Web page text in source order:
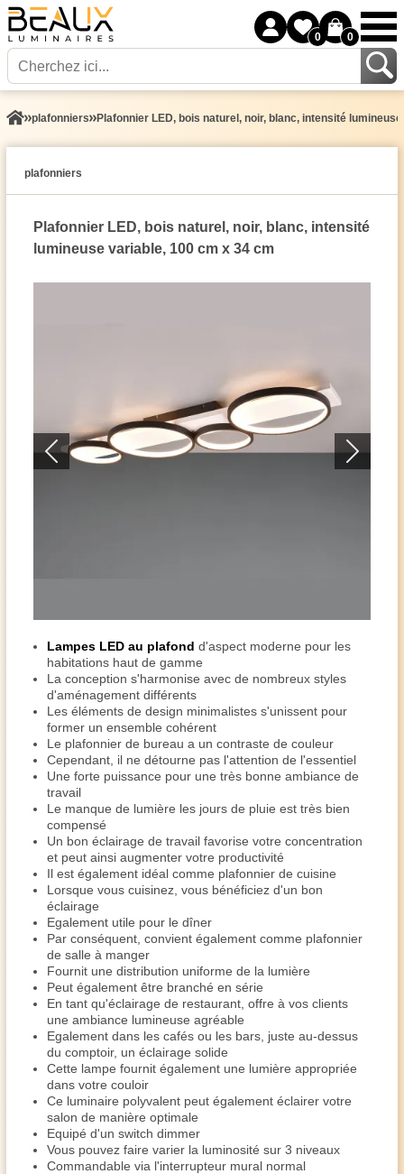
0 0
plafonniers Plafonnier LED, bois naturel, noir, blanc, intensité
plafonniers
Plafonnier LED, bois naturel, noir, blanc, intensité
lumineuse variable, 100 cm x 34 cm
Lampes LED au plafond d'aspect moderne pour les
habitations haut de gamme
La conception s'harmonise avec de nombreux styles
d'aménagement différents
Les éléments de design minimalistes s'unissent pour
former un ensemble cohérent
Le plafonnier de bureau a un contraste de couleur
Cependant, il ne détourne pas l'attention de l'essentiel
Une forte puissance pour une très bonne ambiance de
travail
Le manque de lumière les jours de pluie est très bien
compensé
Un bon éclairage de travail favorise votre concentration
et peut ainsi augmenter votre productivité
Il est également idéal comme plafonnier de cuisine
Lorsque vous cuisinez, vous bénéficiez d'un bon
éclairage
Egalement utile pour le dîner
Par conséquent, convient également comme plafonnier
de salle à manger
Fournit une distribution uniforme de la lumière
Peut également être branché en série
En tant qu'éclairage de restaurant, offre à vos clients
une ambiance lumineuse agréable
Egalement dans les cafés ou les bars, juste au-dessus
du comptoir, un éclairage solide
Cette lampe fournit également une lumière appropriée
dans votre couloir
Ce luminaire polyvalent peut également éclairer votre
salon de manière optimale
Equipé d'un switch dimmer
Vous pouvez faire varier la luminosité sur 3 niveaux
Commandable via l'interrupteur mural normal